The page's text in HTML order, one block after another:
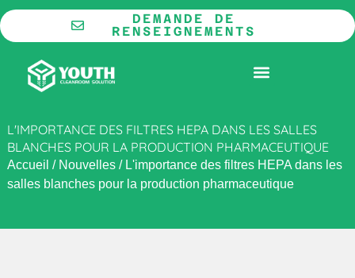
Aller
au
contenu
DEMANDE DE
RENSEIGNEMENTS
L'IMPORTANCE DES FILTRES HEPA DANS LES SALLES
BLANCHES POUR LA PRODUCTION PHARMACEUTIQUE
Accueil / Nouvelles/ L'importance des filtres HEPA dans les
salles blanches pour la production pharmaceutique